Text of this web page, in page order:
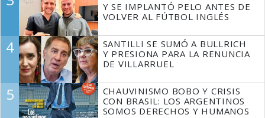
Y SE IMPLANTÓ PELO ANTES DE
VOLVER AL FÚTBOL INGLÉS
4
SANTILLI SE SUMÓ A BULLRICH
Y PRESIONA PARA LA RENUNCIA
DE VILLARRUEL
5
CHAUVINISMO BOBO Y CRISIS
CON BRASIL: LOS ARGENTINOS
SOMOS DERECHOS Y HUMANOS